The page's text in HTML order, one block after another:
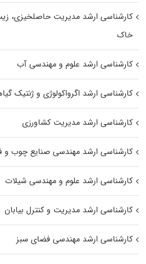
کارشناسی ارشد مدیریت حاصلخیزی،
خاک
کارشناسی ارشد علوم و مهندسی آب
کارشناسی ارشد اگرواکولوژی و ژنتیک
کارشناسی ارشد مدیریت کشاورزی
کارشناسی ارشد مهندسی صنایع چوب و
کارشناسی ارشد علوم و مهندسی شیلات
کارشناسی ارشد مدیریت و کنترل بیابان
کارشناسی ارشد مهندسی فضای سبز